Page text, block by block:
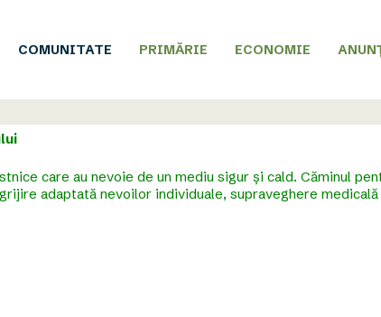
COMUNITATE PRIMĂRIE ECONOMIE
care au nevoie de un mediu sigur și cald. Căminul
adaptată nevoilor individuale, supraveghere